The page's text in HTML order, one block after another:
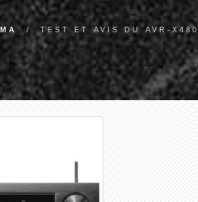
TEST ET AVIS DU AVR-